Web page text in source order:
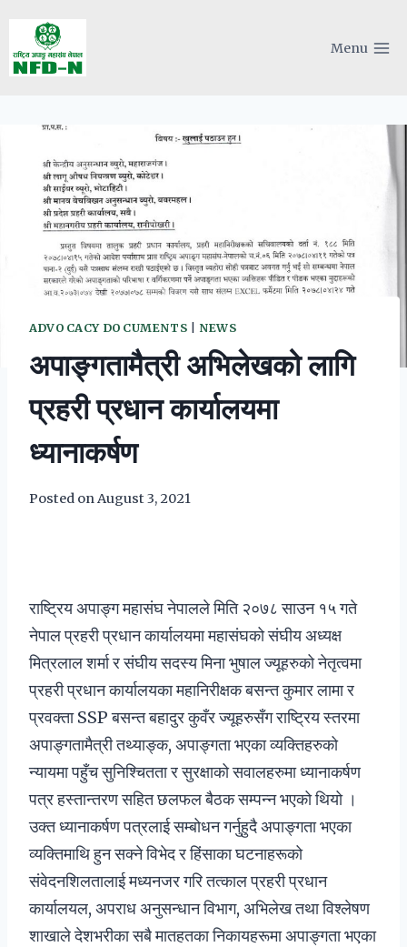
content
Menu
ADVOCACY DOCUMENTS NEWS
अपाङ्गतामैत्री अभिलेखको लागि
प्रहरी प्रधान कार्यालयमा
ध्यानाकर्षण
Posted onAugust 3, 2021
राष्ट्रिय अपाङ्ग महासंघ नेपालले मिति २०७८ साउन १५ गते
नेपाल प्रहरी प्रधान कार्यालयमा महासंघको संघीय अध्यक्ष
मित्रलाल शर्मा र संघीय सदस्य मिना भुषाल ज्यूहरुको नेतृत्वमा
प्रहरी प्रधान कार्यालयका महानिरीक्षक बसन्त कुमार लामा र
प्रवक्ता SSP बसन्त बहादुर कुवँर ज्यूहरुसँग राष्ट्रिय स्तरमा
अपाङ्गतामैत्री तथ्याङ्क, अपाङ्गता भएका व्यक्तिहरुको
न्यायमा पहुँच सुनिश्चितता र सुरक्षाको सवालहरुमा ध्यानाकर्षण
पत्र हस्तान्तरण सहित छलफल बैठक सम्पन्न भएको थियो ।
उक्त ध्यानाकर्षण पत्रलाई सम्बोधन गर्नुहुदै अपाङ्गता भएका
व्यक्तिमाथि हुन सक्ने विभेद र हिंसाका घटनाहरूको
संवेदनशिलतालाई मध्यनजर गरि तत्काल प्रहरी प्रधान
कार्यालयल, अपराध अनुसन्धान विभाग, अभिलेख तथा विश्लेषण
शाखाले देशभरीका सबै मातहतका निकायहरूमा अपाङ्गता भएका